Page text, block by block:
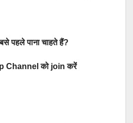
पहले पाना चाहते हैं?
Channel को join करें